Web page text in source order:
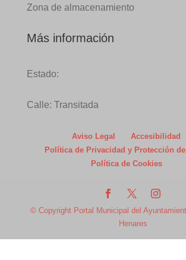
Zona de almacenamiento
Más información
Estado:
Calle: Transitada
Aviso Legal
Accesibilidad
Política de Privacidad y Protección
Política de Cookies
© Copyright Portal Municipal del
Henares